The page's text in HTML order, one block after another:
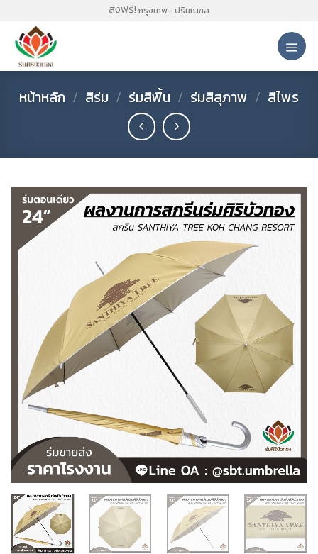
content
ส่งฟรี! กรุงเทพ- ปริมณฑล
หน้าหลัก / สีร่ม / ร่มสีพื้น / ร่มสีสุภาพ / สีไพร